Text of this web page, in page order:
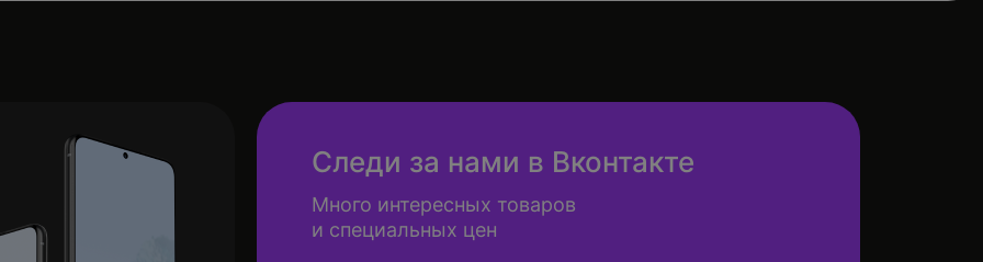
Следи за нами в Вконтакте
Много интересных товаров
и специальных цен